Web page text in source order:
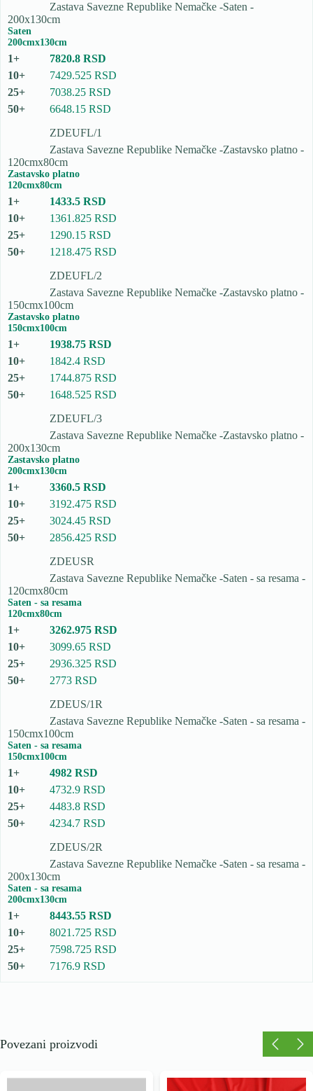
Zastava Savezne Republike Nemačke -Saten -
200x130cm
Saten
200cmx130cm
7820.8 RSD
7429.525 RSD
7038.25 RSD
6648.15 RSD
ZDEUFL/1
Zastava Savezne Republike Nemačke -Zastavsko platno -
120cmx80cm
Zastavsko platno
120cmx80cm
1433.5 RSD
1361.825 RSD
1290.15 RSD
1218.475 RSD
ZDEUFL/2
Zastava Savezne Republike Nemačke -Zastavsko platno -
150cmx100cm
Zastavsko platno
150cmx100cm
1938.75 RSD
1842.4 RSD
1744.875 RSD
1648.525 RSD
ZDEUFL/3
Zastava Savezne Republike Nemačke -Zastavsko platno -
200x130cm
Zastavsko platno
200cmx130cm
3360.5 RSD
3192.475 RSD
3024.45 RSD
2856.425 RSD
ZDEUSR
Zastava Savezne Republike Nemačke -Saten - sa resama -
120cmx80cm
Saten - sa resama
120cmx80cm
3262.975 RSD
3099.65 RSD
2936.325 RSD
2773 RSD
ZDEUS/1R
Zastava Savezne Republike Nemačke -Saten - sa resama -
150cmx100cm
Saten - sa resama
150cmx100cm
4982 RSD
4732.9 RSD
4483.8 RSD
4234.7 RSD
ZDEUS/2R
Zastava Savezne Republike Nemačke -Saten - sa resama -
200x130cm
Saten - sa resama
200cmx130cm
8443.55 RSD
8021.725 RSD
7598.725 RSD
7176.9 RSD
Povezani proizvodi